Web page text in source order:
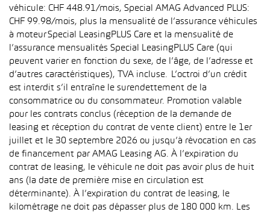
véhicule: CHF 448.91/mois, Special AMAG Advanced PLUS:
CHF 99.98/mois, plus la mensualité de l’assurance véhicules
à moteur Special LeasingPLUS Care et la mensualité de
l’assurance mensualités Special LeasingPLUS Care (qui
peuvent varier en fonction du sexe, de l’âge, de l’adresse et
d’autres caractéristiques), TVA incluse. L’octroi d’un crédit
est interdit s’il entraîne le surendettement de la
consommatrice ou du consommateur. Promotion valable
pour les contrats conclus (réception de la demande de
leasing et réception du contrat de vente client) entre le 1er
juillet et le 30 septembre 2026 ou jusqu’à révocation en cas
de financement par AMAG Leasing AG. À l’expiration du
contrat de leasing, le véhicule ne doit pas avoir plus de huit
ans (la date de première mise en circulation est
déterminante). À l’expiration du contrat de leasing, le
kilométrage ne doit pas dépasser plus de 180 000 km. Les